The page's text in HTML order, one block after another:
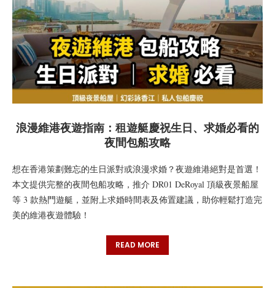
浪漫維港夜遊指南：租遊艇慶祝生日、求婚必看的
夜間包船攻略
想在香港策劃難忘的生日派對或浪漫求婚？夜遊維港絕對是首選！
本文提供完整的夜間包船攻略，推介 DR01 DeRoyal 頂級夜景船屋
等 3 款熱門遊艇，並附上求婚時間表及佈置建議，助你輕鬆打造完
美的維港夜遊體驗！
READ MORE